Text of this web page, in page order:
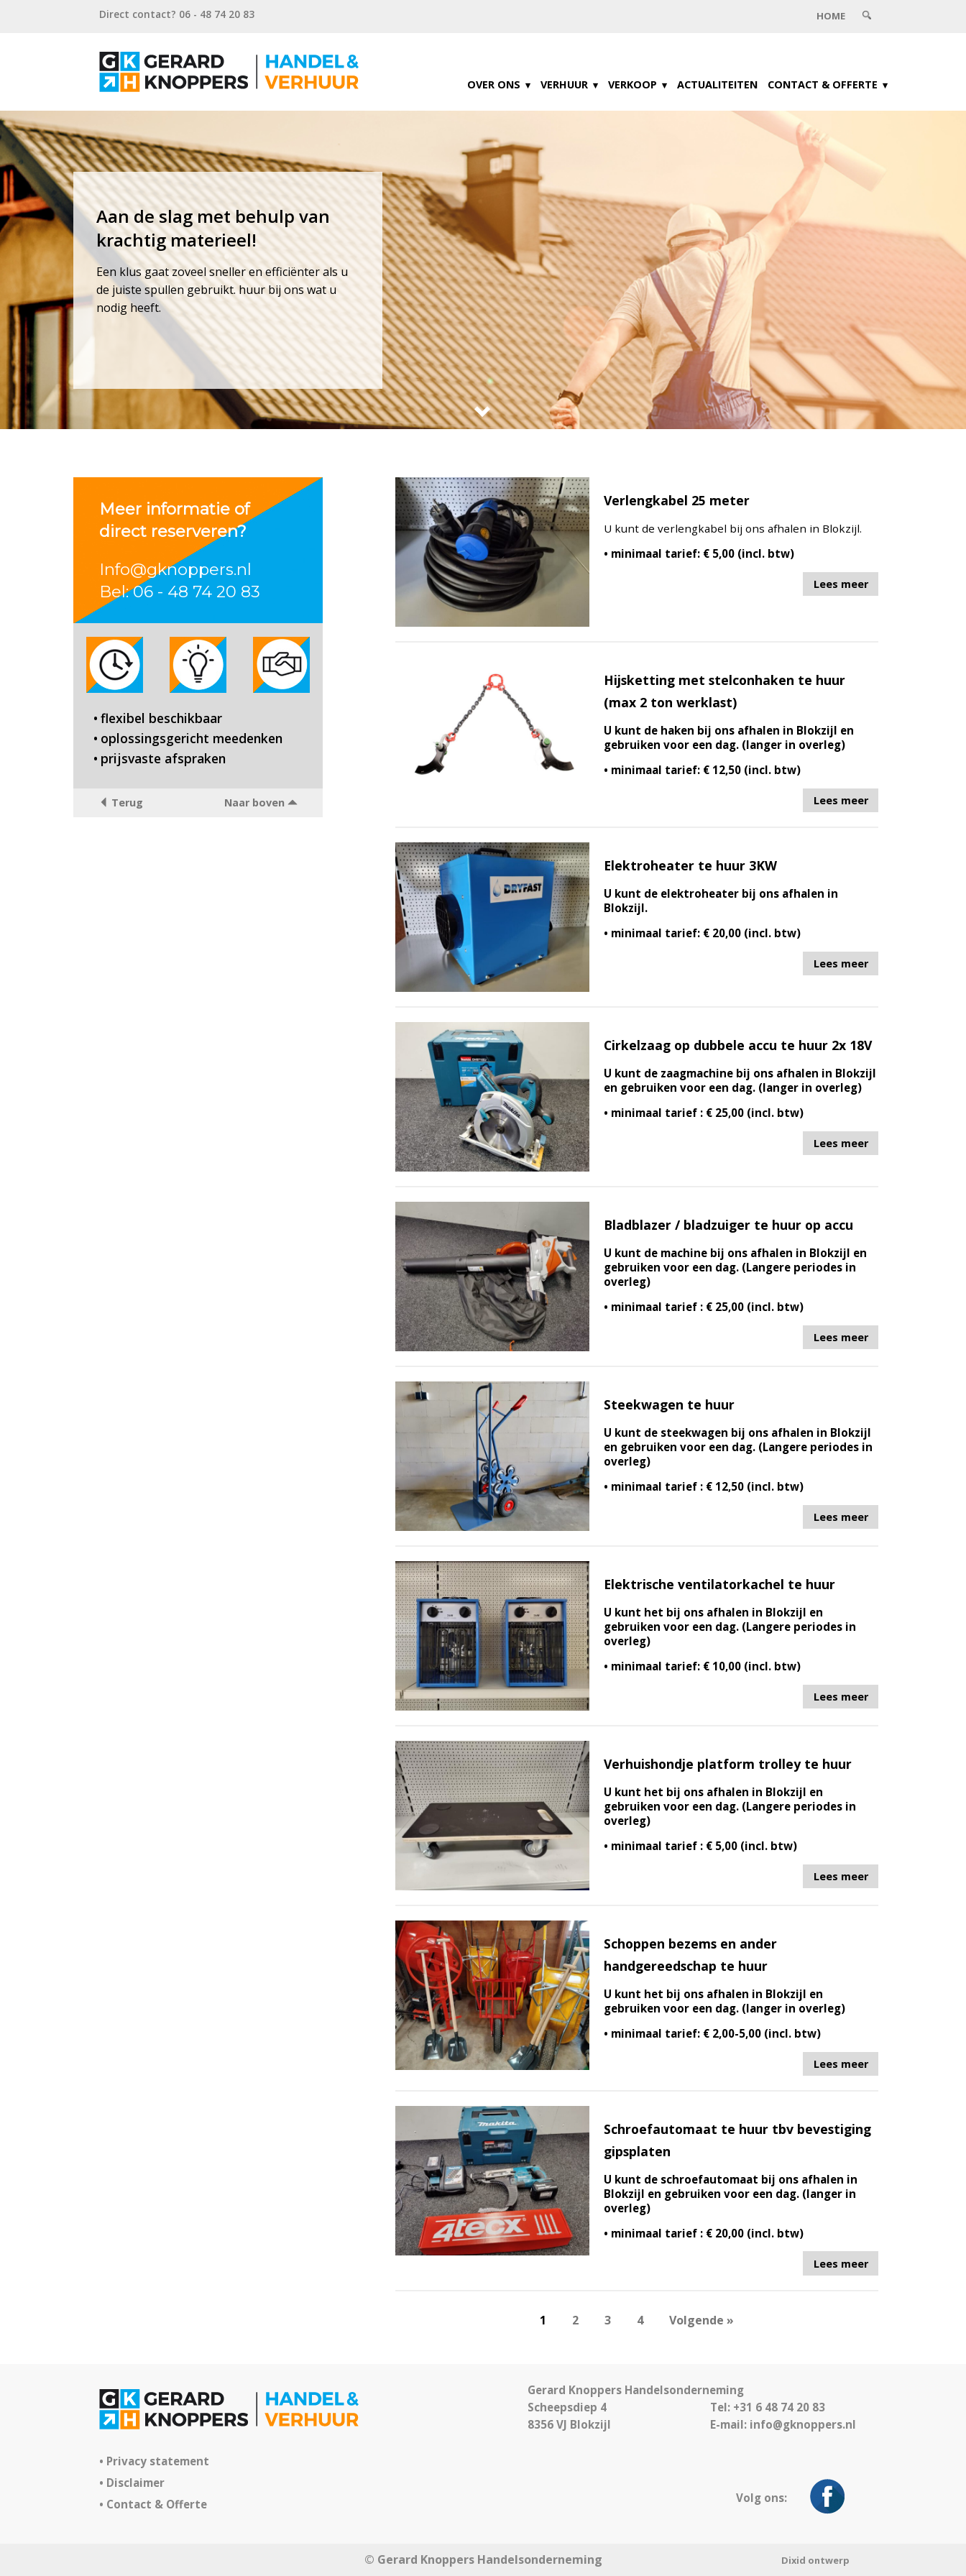
Direct contact? 06 - 48 74 20 83 HOME
OVER ONS VERHUUR VERKOOP ACTUALITEITEN CONTACT & OFFERTE
Aan de slag met behulp van
krachtig materieel!
Een klus gaat zoveel sneller en efficiënter als u
de juiste spullen gebruikt. huur bij ons wat u
nodig heeft.
Meer informatie of
direct reserveren?
Info@gknoppers.nl
Bel: 06 - 48 74 20 83
flexibel beschikbaar
oplossingsgericht meedenken
prijsvaste afspraken
Terug Naar boven
Verlengkabel 25 meter
U kunt de verlengkabel bij ons afhalen in Blokzijl.
• minimaal tarief: € 5,00 (incl. btw)
Lees meer
Hijsketting met stelconhaken te huur
(max 2 ton werklast)
U kunt de haken bij ons afhalen in Blokzijl en
gebruiken voor een dag. (langer in overleg)
• minimaal tarief: € 12,50 (incl. btw)
Lees meer
Elektroheater te huur 3KW
U kunt de elektroheater bij ons afhalen in
Blokzijl.
• minimaal tarief: € 20,00 (incl. btw)
Lees meer
Cirkelzaag op dubbele accu te huur 2x 18V
U kunt de zaagmachine bij ons afhalen in Blokzijl
en gebruiken voor een dag. (langer in overleg)
• minimaal tarief : € 25,00 (incl. btw)
Lees meer
Bladblazer / bladzuiger te huur op accu
U kunt de machine bij ons afhalen in Blokzijl en
gebruiken voor een dag. (Langere periodes in
overleg)
• minimaal tarief : € 25,00 (incl. btw)
Lees meer
Steekwagen te huur
U kunt de steekwagen bij ons afhalen in Blokzijl
en gebruiken voor een dag. (Langere periodes in
overleg)
• minimaal tarief : € 12,50 (incl. btw)
Lees meer
Elektrische ventilatorkachel te huur
U kunt het bij ons afhalen in Blokzijl en
gebruiken voor een dag. (Langere periodes in
overleg)
• minimaal tarief: € 10,00 (incl. btw)
Lees meer
Verhuishondje platform trolley te huur
U kunt het bij ons afhalen in Blokzijl en
gebruiken voor een dag. (Langere periodes in
overleg)
• minimaal tarief : € 5,00 (incl. btw)
Lees meer
Schoppen bezems en ander
handgereedschap te huur
U kunt het bij ons afhalen in Blokzijl en
gebruiken voor een dag. (langer in overleg)
• minimaal tarief: € 2,00-5,00 (incl. btw)
Lees meer
Schroefautomaat te huur tbv bevestiging
gipsplaten
U kunt de schroefautomaat bij ons afhalen in
Blokzijl en gebruiken voor een dag. (langer in
overleg)
• minimaal tarief : € 20,00 (incl. btw)
Lees meer
1 2 3 4 Volgende »
Gerard Knoppers Handelsonderneming
Scheepsdiep 4
8356 VJ Blokzijl
Tel: +31 6 48 74 20 83
E-mail: info@gknoppers.nl
Privacy statement
Disclaimer
Contact & Offerte
Volg ons:
© Gerard Knoppers Handelsonderneming Dixid ontwerp